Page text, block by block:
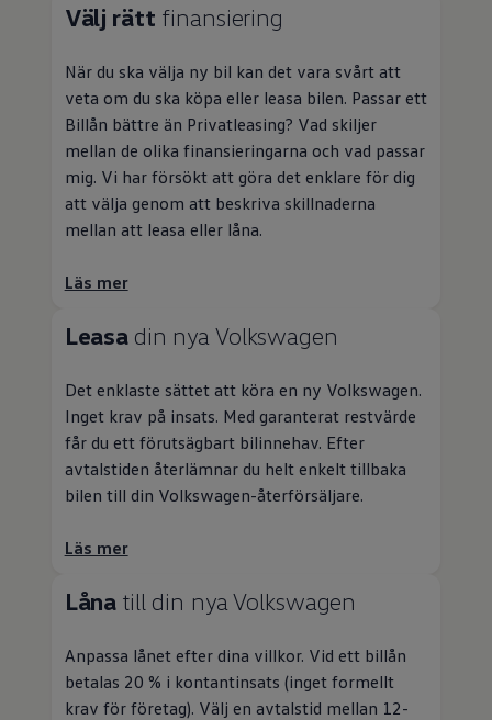
Välj rätt finansiering
När du ska välja ny bil kan det vara svårt att
veta om du ska köpa eller leasa bilen. Passar ett
Billån bättre än Privatleasing? Vad skiljer
mellan de olika finansieringarna och vad passar
mig. Vi har försökt att göra det enklare för dig
att välja genom att beskriva skillnaderna
mellan att leasa eller låna.
Läs mer
Leasa din nya Volkswagen
Det enklaste sättet att köra en ny Volkswagen.
Inget krav på insats. Med garanterat restvärde
får du ett förutsägbart bilinnehav. Efter
avtalstiden återlämnar du helt enkelt tillbaka
bilen till din Volkswagen-återförsäljare.
Läs mer
Låna till din nya Volkswagen
Anpassa lånet efter dina villkor. Vid ett billån
betalas 20 % i kontantinsats (inget formellt
krav för företag). Välj en avtalstid mellan 12-